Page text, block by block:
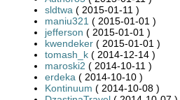
sldtwa ( 2015-01-11 )
maniu321 ( 2015-01-01 )
jefferson ( 2015-01-01 )
kwendeker ( 2015-01-01 )
tomash_k ( 2014-12-14 )
maroski2 ( 2014-10-11 )
erdeka ( 2014-10-10 )
Kontinuum ( 2014-10-08 )